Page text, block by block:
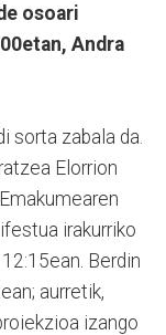
osoari
Andra
sorta zabala da.
Elorrion
irakurriko
Berdin
aurretik,
izango